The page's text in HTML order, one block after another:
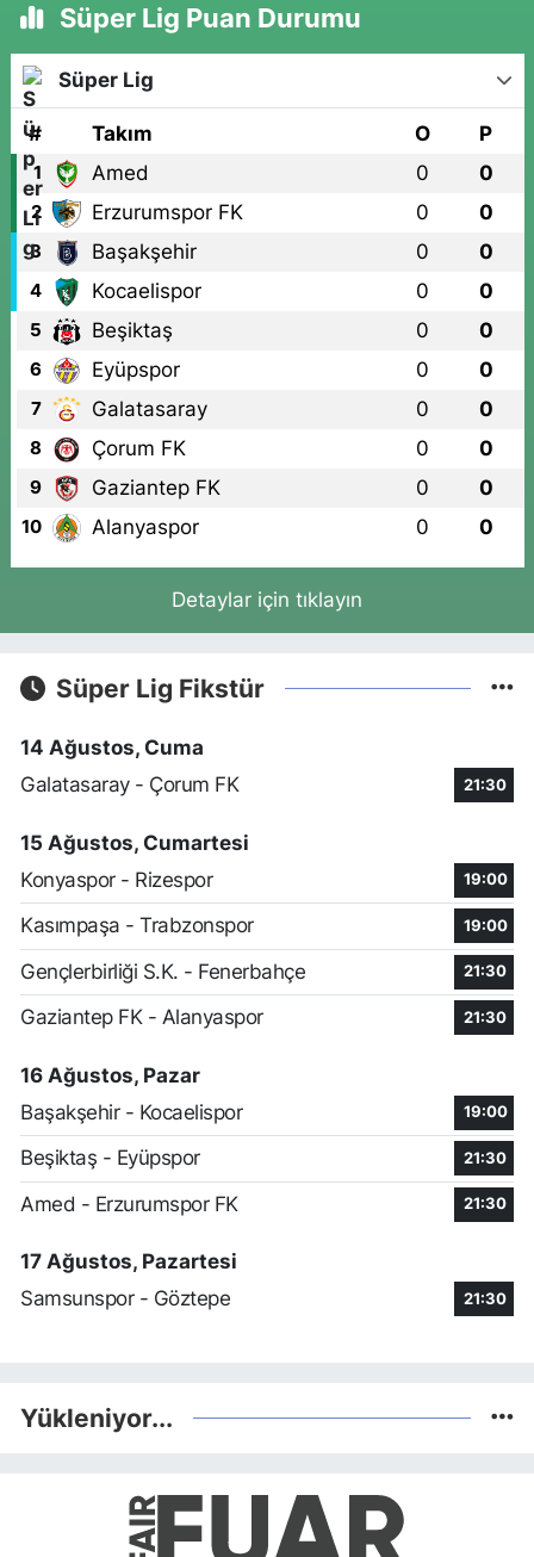
Süper Lig Puan Durumu
Süper Lig
# Takım O P
1 Amed 0 0
2 Erzurumspor FK 0 0
3 Başakşehir 0 0
4 Kocaelispor 0 0
5 Beşiktaş 0 0
6 Eyüpspor 0 0
7 Galatasaray 0 0
8 Çorum FK 0 0
9 Gaziantep FK 0 0
10 Alanyaspor 0 0
Detaylar için tıklayın
Süper Lig Fikstür
14 Ağustos, Cuma
Galatasaray - Çorum FK
21:30
15 Ağustos, Cumartesi
Konyaspor - Rizespor
19:00
Kasımpaşa - Trabzonspor 19:00
Gençlerbirliği S.K. - Fenerbahçe 21:30
Gaziantep FK - Alanyaspor 21:30
16 Ağustos, Pazar
Başakşehir - Kocaelispor
19:00
Beşiktaş - Eyüpspor 21:30
Amed - Erzurumspor FK 21:30
17 Ağustos, Pazartesi
Samsunspor - Göztepe
21:30
Yükleniyor...